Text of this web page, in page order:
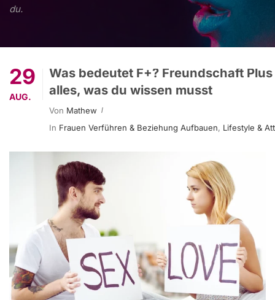
du.
29
AUG.
Was bedeutet F+? Freundschaft Plus
alles, was du wissen musst
Von Mathew
In Frauen Verführen & Beziehung Aufbauen, Lifestyle &